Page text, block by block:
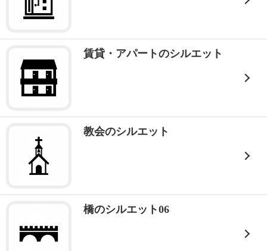
賃貸・アパートのシルエット
教会のシルエット
橋のシルエット06